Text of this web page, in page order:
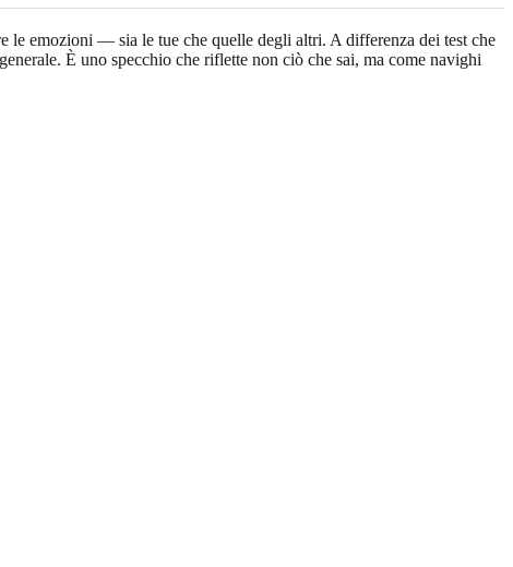
le emozioni — sia le tue che quelle degli altri. A differenza dei test che
È uno specchio che riflette non ciò che sai, ma come navighi